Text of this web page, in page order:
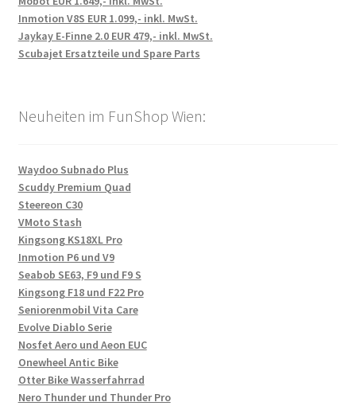
Inmotion V8S EUR 1.099,- inkl. MwSt.
Jaykay E-Finne 2.0 EUR 479,- inkl. MwSt.
Scubajet Ersatzteile und Spare Parts
Neuheiten im FunShop Wien:
Waydoo Subnado Plus
Scuddy Premium Quad
Steereon C30
VMoto Stash
Kingsong KS18XL Pro
Inmotion P6 und V9
Seabob SE63, F9 und F9 S
Kingsong F18 und F22 Pro
Seniorenmobil Vita Care
Evolve Diablo Serie
Nosfet Aero und Aeon EUC
Onewheel Antic Bike
Otter Bike Wasserfahrrad
Nero Thunder und Thunder Pro